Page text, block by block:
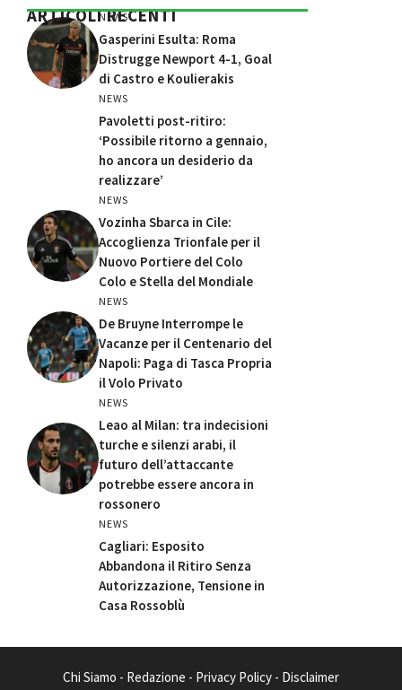
ARTICOLI RECENTI
NEWS
Gasperini Esulta: Roma
Distrugge Newport 4-1, Goal
di Castro e Koulierakis
NEWS
Pavoletti post-ritiro:
‘Possibile ritorno a gennaio,
ho ancora un desiderio da
realizzare’
NEWS
Vozinha Sbarca in Cile:
Accoglienza Trionfale per il
Nuovo Portiere del Colo
Colo e Stella del Mondiale
NEWS
De Bruyne Interrompe le
Vacanze per il Centenario del
Napoli: Paga di Tasca Propria
il Volo Privato
NEWS
Leao al Milan: tra indecisioni
turche e silenzi arabi, il
futuro dell’attaccante
potrebbe essere ancora in
rossonero
NEWS
Cagliari: Esposito
Abbandona il Ritiro Senza
Autorizzazione, Tensione in
Casa Rossoblù
Chi Siamo - Redazione - Privacy Policy - Disclaimer